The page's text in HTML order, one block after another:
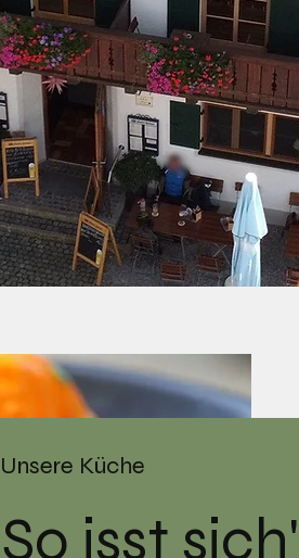
Unsere Küche
So isst